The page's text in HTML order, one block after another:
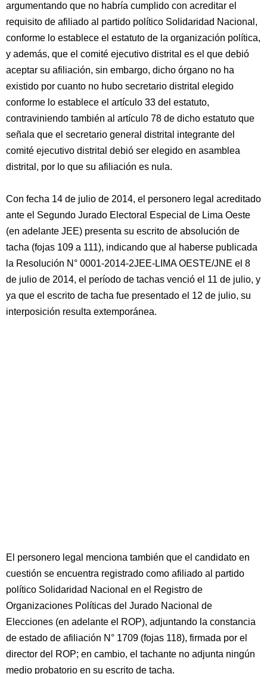
argumentando que no habría cumplido con acreditar el
requisito de afiliado al partido político Solidaridad Nacional,
conforme lo establece el estatuto de la organización política,
y además, que el comité ejecutivo distrital es el que debió
aceptar su afiliación, sin embargo, dicho órgano no ha
existido por cuanto no hubo secretario distrital elegido
conforme lo establece el artículo 33 del estatuto,
contraviniendo también al artículo 78 de dicho estatuto que
señala que el secretario general distrital integrante del
comité ejecutivo distrital debió ser elegido en asamblea
distrital, por lo que su afiliación es nula.
Con fecha 14 de julio de 2014, el personero legal acreditado
ante el Segundo Jurado Electoral Especial de Lima Oeste
(en adelante JEE) presenta su escrito de absolución de
tacha (fojas 109 a 111), indicando que al haberse publicada
la Resolución N° 0001-2014-2JEE-LIMA OESTE/JNE el 8
de julio de 2014, el período de tachas venció el 11 de julio, y
ya que el escrito de tacha fue presentado el 12 de julio, su
interposición resulta extemporánea.
El personero legal menciona también que el candidato en
cuestión se encuentra registrado como afiliado al partido
político Solidaridad Nacional en el Registro de
Organizaciones Políticas del Jurado Nacional de
Elecciones (en adelante el ROP), adjuntando la constancia
de estado de afiliación N° 1709 (fojas 118), firmada por el
director del ROP; en cambio, el tachante no adjunta ningún
medio probatorio en su escrito de tacha.